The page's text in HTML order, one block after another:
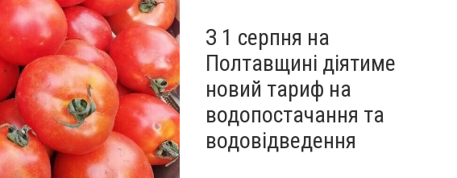
З 1 серпня на
Полтавщині діятиме
новий тариф на
водопостачання та
водовідведення